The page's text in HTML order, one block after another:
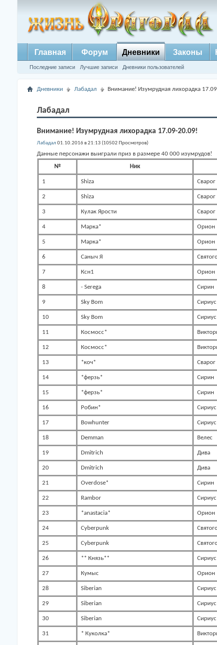
Главная Форум Дневники
Последние записи Лучшие записи Дневники пользователей
Законы
Дневники Лабадал Внимание! Изумрудная лихорадка
Лабадал
Внимание! Изумрудная лихорадка 17.09-20.09!
Лабадал 01.10.2016 в 21:13 (10502 Просмотров)
Данные персонажи выиграли приз в размере 40 000 изумрудов!
№
Ник
1 Shiza Сварог
2 Shiza Сварог
3 Кулак Ярости Сварог
4 Марка* Орион
5 Марка* Орион
6 Саныч Я
7 Ксн1 Орион
8 - Serega Сирин
9 Sky Bom Сириус
10 Sky Bom Сириус
11 Космосс*
12 Космосс*
13 *коч* Сварог
14 *ферзь* Сирин
15 *ферзь* Сирин
16 Робин* Сириус
17 Bowhunter Сириус
18 Demman Велес
19 Dmitrich Дива
20 Dmitrich Дива
21 Overdose* Сирин
22 Rambor Сириус
23 *anastacia* Орион
24 Cyberpunk
25 Cyberpunk
26 ** Князь** Сириус
27 Кумыс Орион
28 Siberian Сириус
29 Siberian Сириус
30 Siberian Сириус
31 * Куколка*